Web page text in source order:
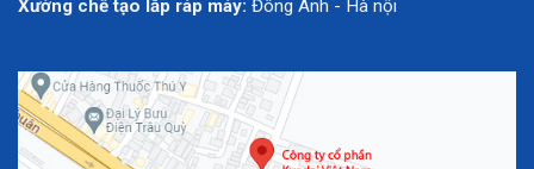
Xưởng chế tạo lắp ráp máy: Đông Anh - Hà nội